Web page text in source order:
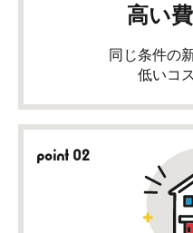
高い
同じ条件の
低いコ
point 02